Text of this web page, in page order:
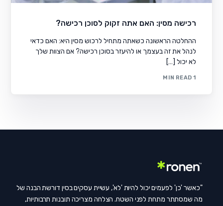
רכישה מסין: האם אתה זקוק לסוכן רכישה?
ההחלטה הראשונה כשאתה מתחיל לרכוש מסין היא: האם כדאי
לנהל את זה בעצמך או להיעזר בסוכן רכישה? אם הצוות שלך
לא יכול […]
1 MIN READ
"כאשר 'כן' לפעמים יכול להיות 'לא', עשיית עסקים בסין דורשת הבנה של
מה שמסתתר מתחת לפני השטח. הצלחה מצריכה תובנות תרבותיות,